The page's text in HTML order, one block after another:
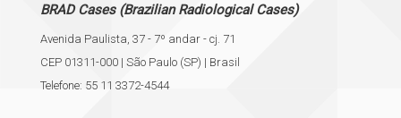
BRAD Cases (Brazilian Radiological Cases)
Avenida Paulista, 37 - 7º andar - cj. 71
CEP 01311-000 | São Paulo (SP) | Brasil
Telefone: 55 11 3372-4544